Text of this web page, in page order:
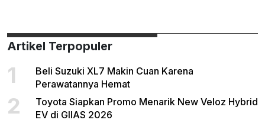
Artikel Terpopuler
1
Beli Suzuki XL7 Makin Cuan Karena
Perawatannya Hemat
2
Toyota Siapkan Promo Menarik New Veloz Hybrid
EV di GIIAS 2026